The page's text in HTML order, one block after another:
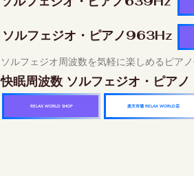
ソルフェジオ・ピアノ963Hz
ソルフェジオ周波数を気軽に楽しめるピア
快眠周波数 ソルフェジオ・ピア
RELAX WORLD SHOP 楽天市場 RELAX WORLD店